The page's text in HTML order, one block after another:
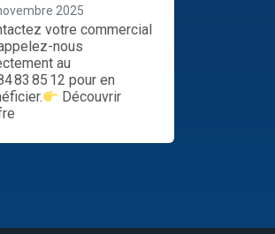
2025
votre commercial
nous
au
83 85 12 pour en
Découvrir